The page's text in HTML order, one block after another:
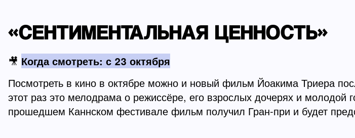
«СЕНТИМЕНТАЛЬНАЯ ЦЕННОСТЬ»
🎥 Когда смотреть: с 23 октября
Посмотреть в кино в октябре можно и новый фильм Йоакима Триера
этот раз это мелодрама о режиссёре, его взрослых дочерях и молодой
прошедшем Каннском фестивале фильм получил Гран-при и будет